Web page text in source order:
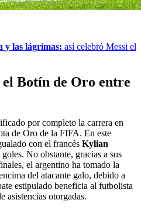
y las lágrimas: así celebró Messi el
el Botín de Oro entre
por completo la carrera en
de Oro de la FIFA. En este
con el francés Kylian
No obstante, gracias a sus
el argentino ha tomado la
del atacante galo, debido a
estipulado beneficia al futbolista
asistencias otorgadas.